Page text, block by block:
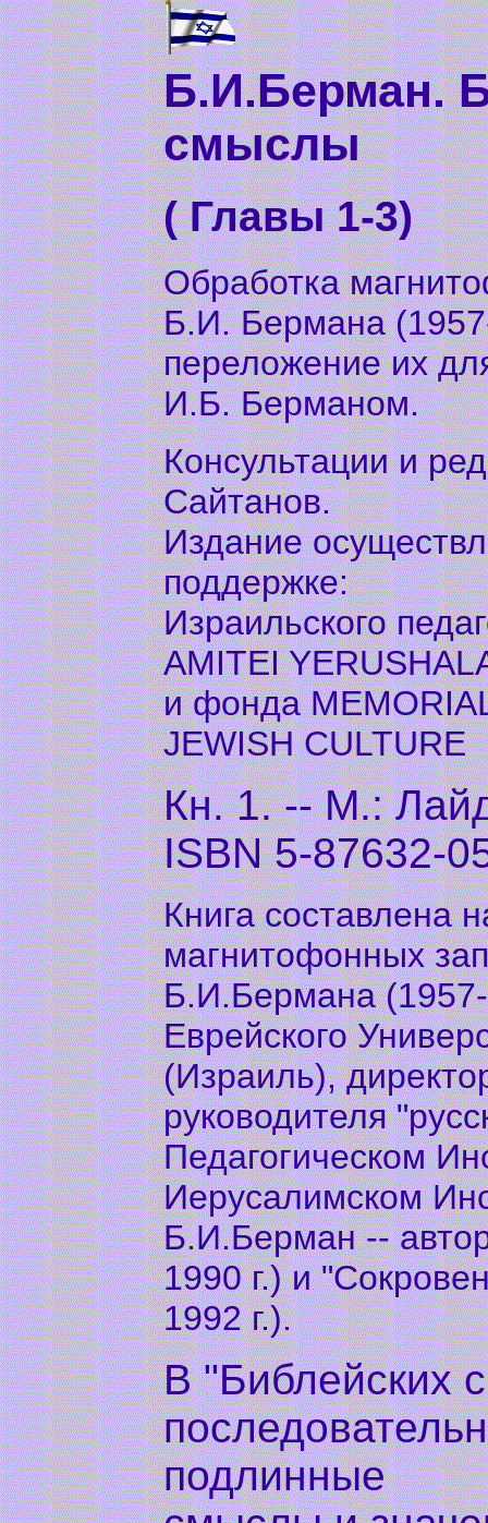
Б.И.Берман.
смыслы
( Главы 1-3)
Обработка
Б.И. Бермана
переложение их
И.Б. Берманом.
Консультации и
Сайтанов.
Издание
поддержке:
Израильского
AMITEI
и фонда
JEWISH CULTURE
Кн. 1. -- М.:
ISВN 5-87632-
Книга составлена
магнитофонных
Б.И.Бермана
Еврейского
(Израиль),
руководителя
Педагогическом
Иерусалимском
Б.И.Берман --
1990 г.) и
1992 г.).
В "Библейских
подлинные